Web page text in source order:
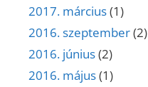
2017. március(1)
2016. szeptember(2)
2016. június(2)
2016. május(1)